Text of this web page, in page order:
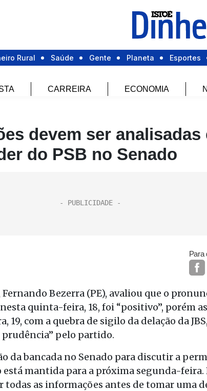
Rural Saúde Gente Planeta Esportes
CARREIRA ECONOMIA
devem ser analisadas
do PSB no Senado
Para
Fernando Bezerra (PE), avaliou que o
quinta-feira, 18, foi “positivo”, porém
19, com a quebra de sigilo da delação da
prudência” pelo partido.
da bancada no Senado para discutir a
está mantida para a próxima segunda-feira.
as informações antes de tomar uma